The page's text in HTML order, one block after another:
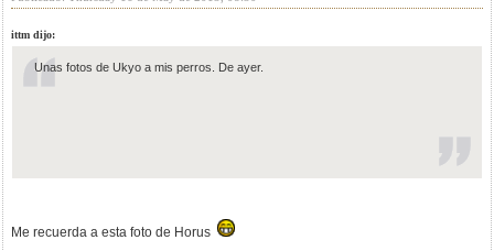
ittm dijo:
Unas fotos de Ukyo a mis perros. De ayer.
Me recuerda a esta foto de Horus